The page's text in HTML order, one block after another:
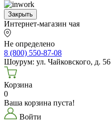
Закрыть
Интернет-магазин чая
Не определено
8 (800) 550-87-08
Шоурум: ул. Чайковского, д. 56
Корзина
0
Ваша корзина пуста!
Войти